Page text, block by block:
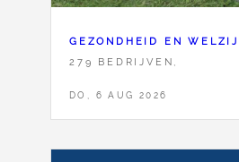
GEZONDHEID EN
279 BEDRIJVEN,
DO, 6 AUG 2026